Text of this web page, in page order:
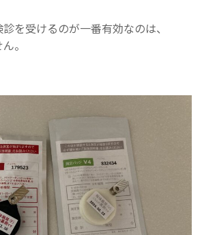
を受けるのが一番有効なのは、
。